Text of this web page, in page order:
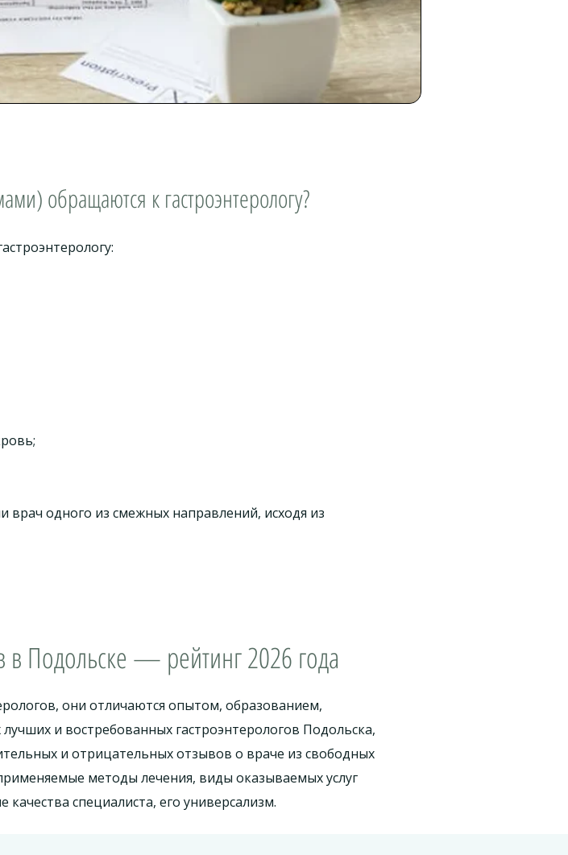
обращаются к гастроэнтерологу?
врач одного из смежных направлений, исходя из
в Подольске — рейтинг 2026 года
они отличаются опытом, образованием,
и востребованных гастроэнтерологов Подольска,
и отрицательных отзывов о враче из свободных
методы лечения, виды оказываемых услуг
специалиста, его универсализм.